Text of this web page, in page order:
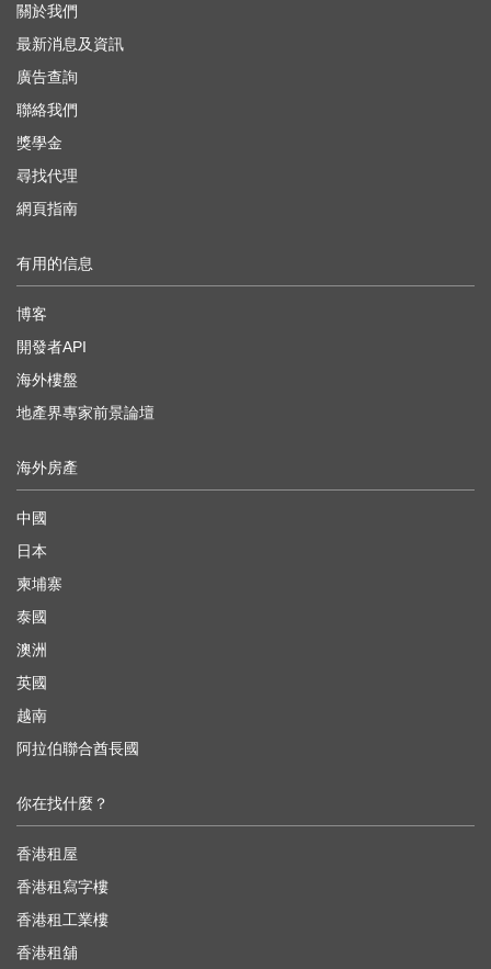
關於我們
最新消息及資訊
廣告查詢
聯絡我們
獎學金
尋找代理
網頁指南
有用的信息
博客
開發者API
海外樓盤
地產界專家前景論壇
海外房產
中國
日本
柬埔寨
泰國
澳洲
英國
越南
阿拉伯聯合酋長國
你在找什麼？
香港租屋
香港租寫字樓
香港租工業樓
香港租舖